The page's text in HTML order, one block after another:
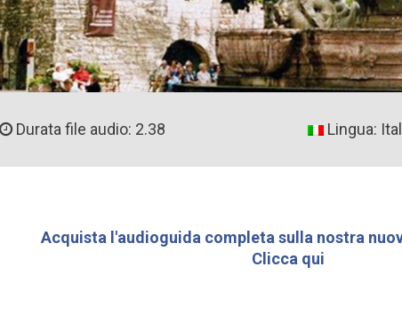
Durata file audio: 2.38 Lingua:
Acquista l'audioguida completa sulla nostra
Clicca qui